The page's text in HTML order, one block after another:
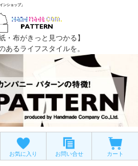
ンショップ」
・布がきっと見つかる】
あるライフスタイルを。
お気に入り お問い合せ カート